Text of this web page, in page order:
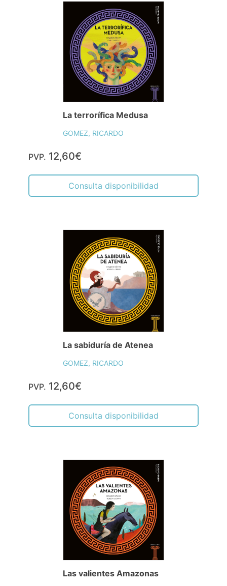
La terrorífica Medusa
GOMEZ, RICARDO
PVP. 12,60€
Consulta disponibilidad
La sabiduría de Atenea
GOMEZ, RICARDO
PVP. 12,60€
Consulta disponibilidad
Las valientes Amazonas